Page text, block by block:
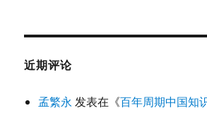
近期评论
孟繁永 发表在《百年周期中国知